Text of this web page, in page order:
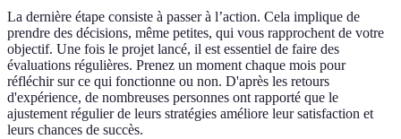
La dernière étape consiste à passer à l’action. Cela implique de
prendre des décisions, même petites, qui vous rapprochent de votre
objectif. Une fois le projet lancé, il est essentiel de faire des
évaluations régulières. Prenez un moment chaque mois pour
réfléchir sur ce qui fonctionne ou non. D'après les retours
d'expérience, de nombreuses personnes ont rapporté que le
ajustement régulier de leurs stratégies améliore leur satisfaction et
leurs chances de succès.